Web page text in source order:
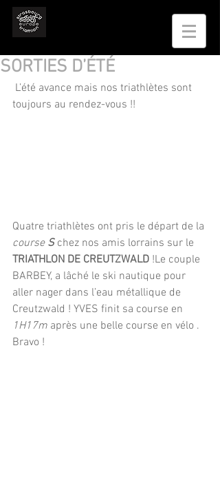
SORTIES D’ÉTÉ
toujours au rendez-vous !!
Quatre triathlètes ont pris le départ de la
course S chez nos amis lorrains sur le
TRIATHLON DE CREUTZWALD !Le couple
BARBEY, a lâché le ski nautique pour
aller nager dans l’eau métallique de
Creutzwald ! YVES finit sa course en
1H17m après une belle course en vélo .
Bravo !